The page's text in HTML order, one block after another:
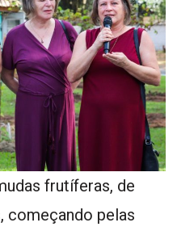
frutíferas, de
começando pelas